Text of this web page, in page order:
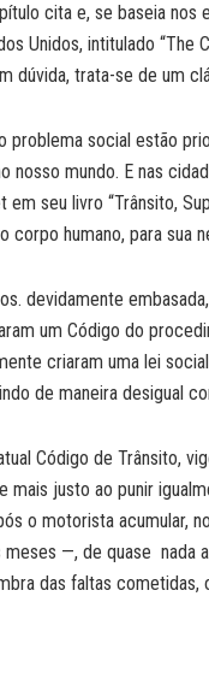
cita e, se baseia
Unidos, intitulado
dúvida, trata-se de um
problema social estão
nosso mundo. E nas
seu livro “Trânsito,
corpo humano, para sua
devidamente
um Código do
criaram uma lei
de maneira desigual
Código de Trânsito,
mais justo ao punir
o motorista acumular,
meses —, de quase nada
das faltas cometidas,